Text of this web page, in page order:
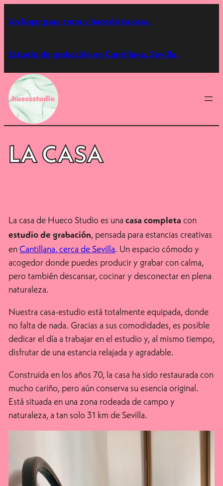
alUn lugar para crear y hacerlo tu casa.
Estudio de grabación en Cantillana, Sevilla.
LA CASA
La casa de Hueco Studio es una casa completa con
estudio de grabación, pensada para estancias creativas
en Cantillana, cerca de Sevilla. Un espacio cómodo y
acogedor donde puedes producir y grabar con calma,
pero también descansar, cocinar y desconectar en plena
naturaleza.
Nuestra casa-estudio está totalmente equipada, donde
no falta de nada. Gracias a sus comodidades, es posible
dedicar el día a trabajar en el estudio y, al mismo tiempo,
disfrutar de una estancia relajada y agradable.
Construida en los años 70, la casa ha sido restaurada con
mucho cariño, pero aún conserva su esencia original.
Está situada en una zona rodeada de campo y
naturaleza, a tan solo 31 km de Sevilla.